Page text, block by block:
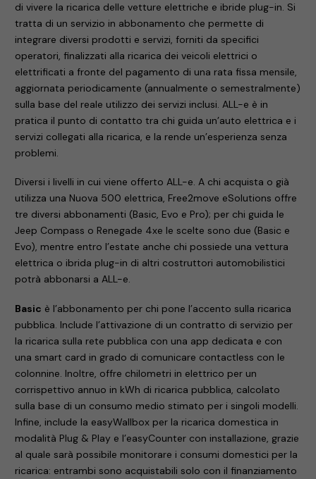
di vivere la ricarica delle vetture elettriche e ibride plug-in. Si
tratta di un servizio in abbonamento che permette di
integrare diversi prodotti e servizi, forniti da specifici
operatori, finalizzati alla ricarica dei veicoli elettrici o
elettrificati a fronte del pagamento di una rata fissa mensile,
aggiornata periodicamente (annualmente o semestralmente)
sulla base del reale utilizzo dei servizi inclusi. ALL-e è in
pratica il punto di contatto tra chi guida un’auto elettrica e i
servizi collegati alla ricarica, e la rende un’esperienza senza
problemi.
Diversi i livelli in cui viene offerto ALL-e. A chi acquista o già
utilizza una Nuova 500 elettrica, Free2move eSolutions offre
tre diversi abbonamenti (Basic, Evo e Pro); per chi guida le
Jeep Compass o Renegade 4xe le scelte sono due (Basic e
Evo), mentre entro l’estate anche chi possiede una vettura
elettrica o ibrida plug-in di altri costruttori automobilistici
potrà abbonarsi a ALL-e.
Basic è l’abbonamento per chi pone l’accento sulla ricarica
pubblica. Include l’attivazione di un contratto di servizio per
la ricarica sulla rete pubblica con una app dedicata e con
una smart card in grado di comunicare contactless con le
colonnine. Inoltre, offre chilometri in elettrico per un
corrispettivo annuo in kWh di ricarica pubblica, calcolato
sulla base di un consumo medio stimato per i singoli modelli.
Infine, include la easyWallbox per la ricarica domestica in
modalità Plug & Play e l’easyCounter con installazione, grazie
al quale sarà possibile monitorare i consumi domestici per la
ricarica: entrambi sono acquistabili solo con il finanziamento